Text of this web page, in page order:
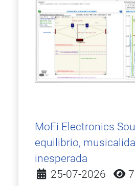
MoFi Electronics
equilibrio,
inesperada
Detalles
25-07-2026